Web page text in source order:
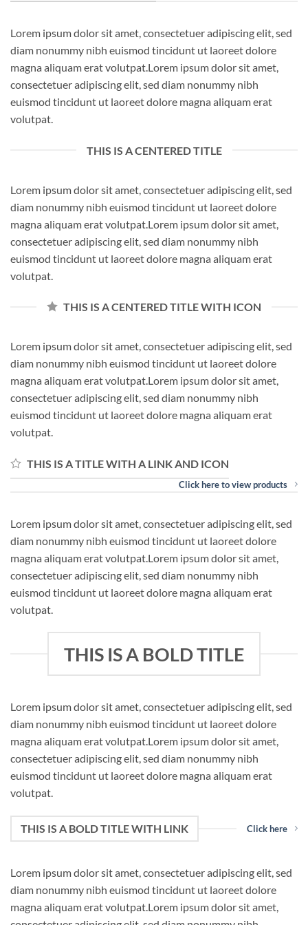
Lorem ipsum dolor sit amet, consectetuer adipiscing elit, sed
diam nonummy nibh euismod tincidunt ut laoreet dolore
magna aliquam erat volutpat.Lorem ipsum dolor sit amet,
consectetuer adipiscing elit, sed diam nonummy nibh
euismod tincidunt ut laoreet dolore magna aliquam erat
volutpat.
THIS IS A CENTERED TITLE
Lorem ipsum dolor sit amet, consectetuer adipiscing elit, sed
diam nonummy nibh euismod tincidunt ut laoreet dolore
magna aliquam erat volutpat.Lorem ipsum dolor sit amet,
consectetuer adipiscing elit, sed diam nonummy nibh
euismod tincidunt ut laoreet dolore magna aliquam erat
volutpat.
THIS IS A CENTERED TITLE WITH ICON
Lorem ipsum dolor sit amet, consectetuer adipiscing elit, sed
diam nonummy nibh euismod tincidunt ut laoreet dolore
magna aliquam erat volutpat.Lorem ipsum dolor sit amet,
consectetuer adipiscing elit, sed diam nonummy nibh
euismod tincidunt ut laoreet dolore magna aliquam erat
volutpat.
THIS IS A TITLE WITH A LINK AND ICON
Click here to view products
Lorem ipsum dolor sit amet, consectetuer adipiscing elit, sed
diam nonummy nibh euismod tincidunt ut laoreet dolore
magna aliquam erat volutpat.Lorem ipsum dolor sit amet,
consectetuer adipiscing elit, sed diam nonummy nibh
euismod tincidunt ut laoreet dolore magna aliquam erat
volutpat.
THIS IS A BOLD TITLE
Lorem ipsum dolor sit amet, consectetuer adipiscing elit, sed
diam nonummy nibh euismod tincidunt ut laoreet dolore
magna aliquam erat volutpat.Lorem ipsum dolor sit amet,
consectetuer adipiscing elit, sed diam nonummy nibh
euismod tincidunt ut laoreet dolore magna aliquam erat
volutpat.
THIS IS A BOLD TITLE WITH LINK Click here
Lorem ipsum dolor sit amet, consectetuer adipiscing elit, sed
diam nonummy nibh euismod tincidunt ut laoreet dolore
magna aliquam erat volutpat.Lorem ipsum dolor sit amet,